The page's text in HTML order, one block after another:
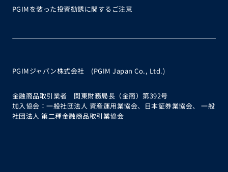
PGIMを装った投資勧誘に関するご注意
PGIMジャパン株式会社 (PGIM Japan Co., Ltd.)
金融商品取引業者 関東財務局長（金商）第392号
加入協会：一般社団法人 資産運用業協会、日本証券業協会、 一般
社団法人 第二種金融商品取引業協会